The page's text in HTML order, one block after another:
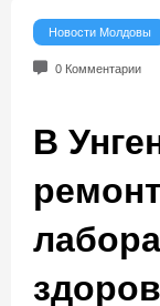
Новости Молдовы
0 Комментарии
В